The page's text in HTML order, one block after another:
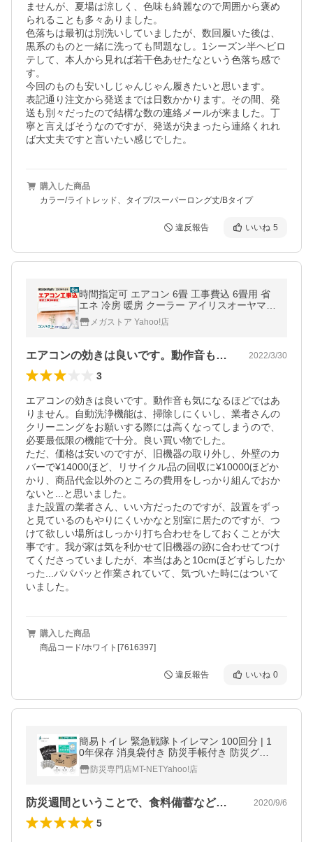
ませんが、夏場は涼しく、色味も綺麗なので周囲から褒め
られることも多々ありました。
色落ちは最初は別洗いしていましたが、数回履いた後は、
黒系のものと一緒に洗っても問題なし。1シーズン半ヘビロ
テして、本人から見れば若干色あせたなという色落ち感で
す。
今回のものも安いしじゃんじゃん履きたいと思います。
表記通り注文から発送までは日数かかります。その間、発
送も別々だったので結構な数の連絡メールが来ました。丁
寧と言えばそうなのですが、発送が決まったら連絡くれれ
ば大丈夫ですと言いたい感じでした。
購入した商品
カラー/ライトレッド、タイプ/スーパーロング丈/Bタイプ
違反報告 いいね 5
時間指定可 エアコン 6畳 工事費込 6畳用 省
エネ 冷房 暖房 クーラー アイリスオーヤマ
2.2kW スタンダード IHF-2204G・R-2204G
新生活
メガストア Yahoo!店
エアコンの効きは良いです。動作音も気に… 2022/3/30
3
エアコンの効きは良いです。動作音も気になるほどではあ
りません。自動洗浄機能は、掃除しにくいし、業者さんの
クリーニングをお願いする際には高くなってしまうので、
必要最低限の機能で十分。良い買い物でした。
ただ、価格は安いのですが、旧機器の取り外し、外壁のカ
バーで¥14000ほど、リサイクル品の回収に¥10000ほどか
かり、商品代金以外のところの費用をしっかり組んでおか
ないと...と思いました。
また設置の業者さん、いい方だったのですが、設置をずっ
と見ているのもやりにくいかなと別室に居たのですが、つ
けて欲しい場所はしっかり打ち合わせをしておくことが大
事です。我が家は気を利かせて旧機器の跡に合わせてつけ
てくださっていましたが、本当はあと10cmほどずらしたか
った...パパパッと作業されていて、気づいた時にはついて
いました。
購入した商品
商品コード/ホワイト[7616397]
違反報告 いいね 0
簡易トイレ 緊急戦隊トイレマン 100回分 | 1
0年保存 消臭袋付き 防災手帳付き 防災グッ
ズ アウトドア 日本製凝固剤 ≪ヤマト運輸
倉庫より土日祝も出荷≫
防災専門店MT-NETYahoo!店
防災週間ということで、食料備蓄などを見… 2020/9/6
5